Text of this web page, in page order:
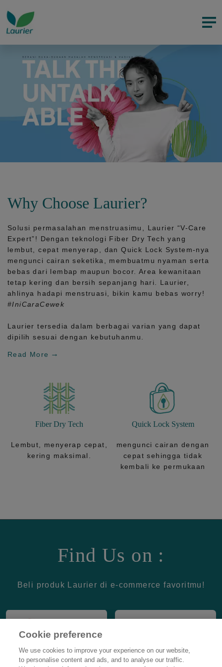
Why Choose Laurier?
Solusi permasalahan menstruasimu, Laurier “V-Care
Expert”! Dengan teknologi Fiber Dry Tech yang
lembut, cepat menyerap, danQuick Lock System-nya
mengunci cairan seketika, membuatmu nyaman serta
bebas dari lembap maupun bocor. Area kewanitaan
tetap kering dan bersih sepanjang hari.
Laurier,
ahlinya hadapi menstruasi, bikin kamu bebas worry!
#IniCaraCewek
Laurier tersedia dalam berbagai varian yang dapat
dipilih sesuai dengan kebutuhanmu.
Read More
Fiber Dry Tech
Lembut, menyerap cepat,
kering maksimal.
Quick Lock System
mengunci cairan dengan
cepat sehingga tidak
kembali ke permukaan
Find Us on :
Beli produk Laurier di e-commerce favoritmu!
Cookie preference
We use cookies to improve your experience on our website,
to personalise content and ads, and to analyse our traffic.